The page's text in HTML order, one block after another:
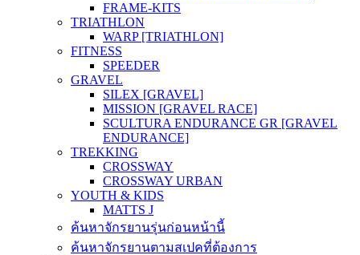
FRAME-KITS
TRIATHLON
WARP [TRIATHLON]
FITNESS
SPEEDER
GRAVEL
SILEX [GRAVEL]
MISSION [GRAVEL RACE]
SCULTURA ENDURANCE GR [GRAVEL
ENDURANCE]
TREKKING
CROSSWAY
CROSSWAY URBAN
YOUTH & KIDS
MATTS J
ค้นหาจักรยานรุ่นก่อนหน้านี้
ค้นหาจักรยานตามสเปคที่ต้องการ